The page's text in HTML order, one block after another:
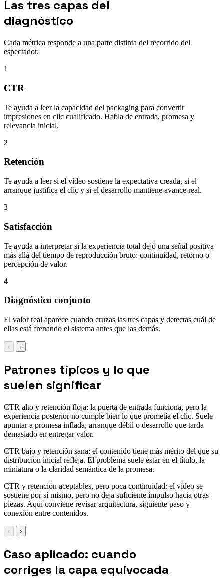
Las tres capas del
diagnóstico
Cada métrica responde a una parte distinta del recorrido del
espectador.
1
CTR
Te ayuda a leer la capacidad del packaging para convertir
impresiones en clic cualificado. Habla de entrada, promesa y
relevancia inicial.
2
Retención
Te ayuda a leer si el vídeo sostiene la expectativa creada, si el
arranque justifica el clic y si el desarrollo mantiene avance real.
3
Satisfacción
Te ayuda a interpretar si la experiencia total dejó una señal positiva
más allá del tiempo de reproducción bruto: continuidad, retorno o
percepción de valor.
4
Diagnóstico conjunto
El valor real aparece cuando cruzas las tres capas y detectas cuál de
ellas está frenando el sistema antes que las demás.
‹ ›
Patrones típicos y lo que
suelen significar
CTR alto y retención floja: la puerta de entrada funciona, pero la
experiencia posterior no cumple bien lo que prometía el clic. Suele
apuntar a promesa inflada, arranque débil o desarrollo que tarda
demasiado en entregar valor.
CTR bajo y retención sana: el contenido tiene más mérito del que su
distribución inicial refleja. El problema suele estar en el título, la
miniatura o la claridad semántica de la promesa.
CTR y retención aceptables, pero poca continuidad: el vídeo se
sostiene por sí mismo, pero no deja suficiente impulso hacia otras
piezas. Aquí conviene revisar arquitectura, siguiente paso y
conexión entre contenidos.
‹ ›
Caso aplicado: cuando
corriges la capa equivocada